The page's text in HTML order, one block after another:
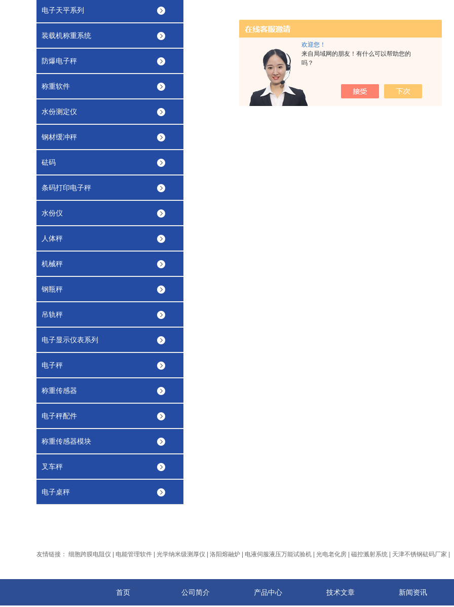
欢迎您！
来自局域网的朋友！有什么可以帮助您的
吗？
电子天平系列
装载机称重系统
防爆电子秤
称重软件
水份测定仪
钢材缓冲秤
砝码
条码打印电子秤
水份仪
人体秤
机械秤
钢瓶秤
吊轨秤
电子显示仪表系列
电子秤
称重传感器
电子秤配件
称重传感器模块
叉车秤
电子桌秤
友情链接： 细胞跨膜电阻仪 电能管理软件 光学纳米级测厚仪 洛阳熔融炉 电液伺服液压万能试验机 光电老化房 磁控溅射系统 天津不锈钢砝码厂家
首页 公司简介 产品中心 技术文章 新闻资讯